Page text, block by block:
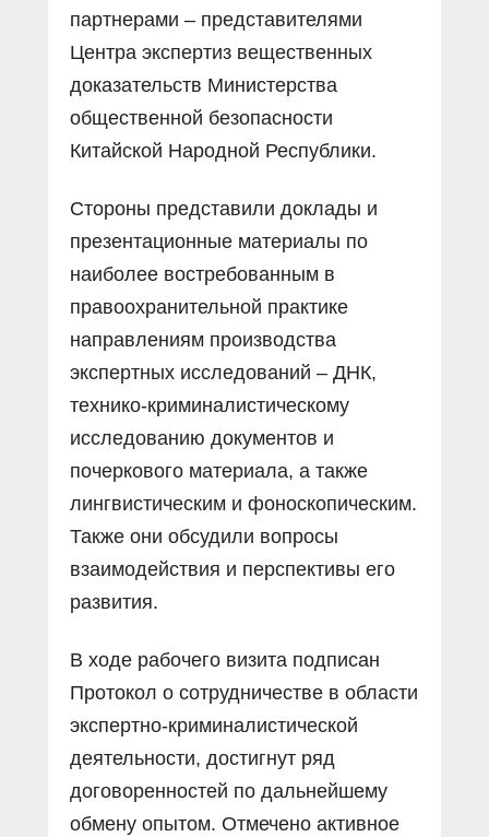
партнерами – представителями
Центра экспертиз вещественных
доказательств Министерства
общественной безопасности
Китайской Народной Республики.
Стороны представили доклады и
презентационные материалы по
наиболее востребованным в
правоохранительной практике
направлениям производства
экспертных исследований – ДНК,
технико-криминалистическому
исследованию документов и
почеркового материала, а также
лингвистическим и фоноскопическим.
Также они обсудили вопросы
взаимодействия и перспективы его
развития.
В ходе рабочего визита подписан
Протокол о сотрудничестве в области
экспертно-криминалистической
деятельности, достигнут ряд
договоренностей по дальнейшему
обмену опытом. Отмечено активное